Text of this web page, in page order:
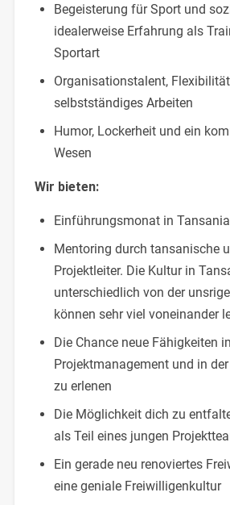
Begeisterung für Sport und
idealerweise Erfahrung als
Sportart
Organisationstalent,
selbstständiges Arbeiten
Humor, Lockerheit und ein
Wesen
Wir bieten:
Einführungsmonat in Tansania
Mentoring durch tansanische
Projektleiter. Die Kultur in
unterschiedlich von der
können sehr viel voneinander
Die Chance neue Fähigkeiten
Projektmanagement und in
zu erlenen
Die Möglichkeit dich zu
als Teil eines jungen
Ein gerade neu renoviertes
eine geniale Freiwilligenkultur